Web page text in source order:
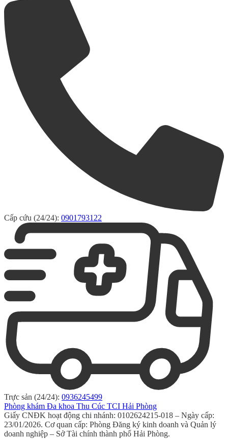
Cấp cứu (24/24): 0901793122
Trực sản (24/24): 0936245499
Phòng khám Đa khoa Thu Cúc TCI Hải Phòng
Giấy CNĐK hoạt động chi nhánh: 0102624215-018 – Ngày cấp:
23/01/2026. Cơ quan cấp: Phòng Đăng ký kinh doanh và Quản lý
doanh nghiệp – Sở Tài chính thành phố Hải Phòng.